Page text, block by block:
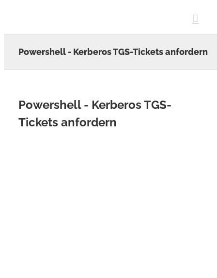
Powershell - Kerberos TGS-Tickets anfordern
Powershell - Kerberos TGS-
Tickets anfordern